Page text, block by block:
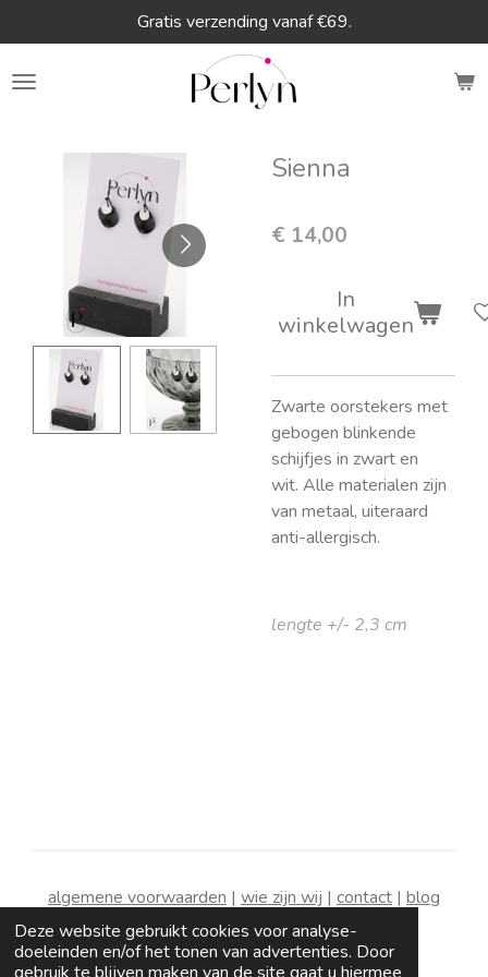
Deze website gebruikt cookies voor analyse-
doeleinden en/of het tonen van advertenties. Door
direct
naar
Gratis verzending vanaf €69.
Sienna
€ 14,00
In
winkelwagen
Zwarte oorstekers met
gebogen blinkende
schijfjes in zwart en
wit. Alle materialen zijn
van metaal, uiteraard
anti-allergisch.
lengte +/- 2,3 cm
algemene voorwaarden | wie zijn wij | contact | blog